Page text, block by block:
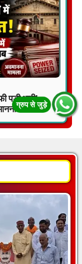
पड़ी भारी!
नोटिस